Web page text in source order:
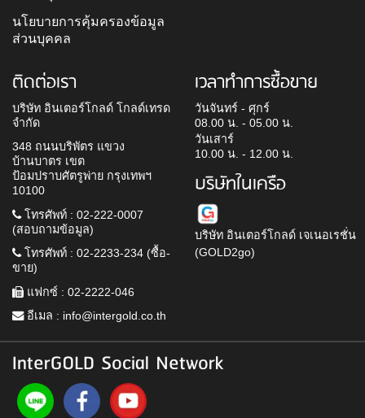
นโยบายการคุ้มครองข้อมูล
ส่วนบุคคล
ติดต่อเรา
บริษัท อินเตอร์โกลด์ โกลด์เทรด
จำกัด
348 ถนนบริพัตร แขวง
บ้านบาตร เขต
ป้อมปราบศัตรูพ่าย กรุงเทพฯ
10100
โทรศัพท์ : 02-222-0007
(สอบถามข้อมูล)
โทรศัพท์ : 02-2233-234 (ซื้อ-
ขาย)
แฟกซ์ : 02-2222-046
อีเมล : info@intergold.co.th
เวลาทำการซื้อขาย
วันจันทร์ - ศุกร์
08.00 น. - 05.00 น.
วันเสาร์
10.00 น. - 12.00 น.
บริษัทในเครือ
บริษัท อินเตอร์โกลด์ เจเนอเรชั่น
(GOLD2go)
InterGOLD Social Network